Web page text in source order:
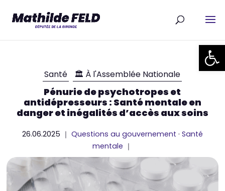
Ouvrir
Santé 🏛 À l'Assemblée Nationale
Pénurie de psychotropes et
antidépresseurs : Santé mentale en
danger et inégalités d’accès aux soins
26.06.2025 ｜ Questions au gouvernement · Santé
mentale ｜